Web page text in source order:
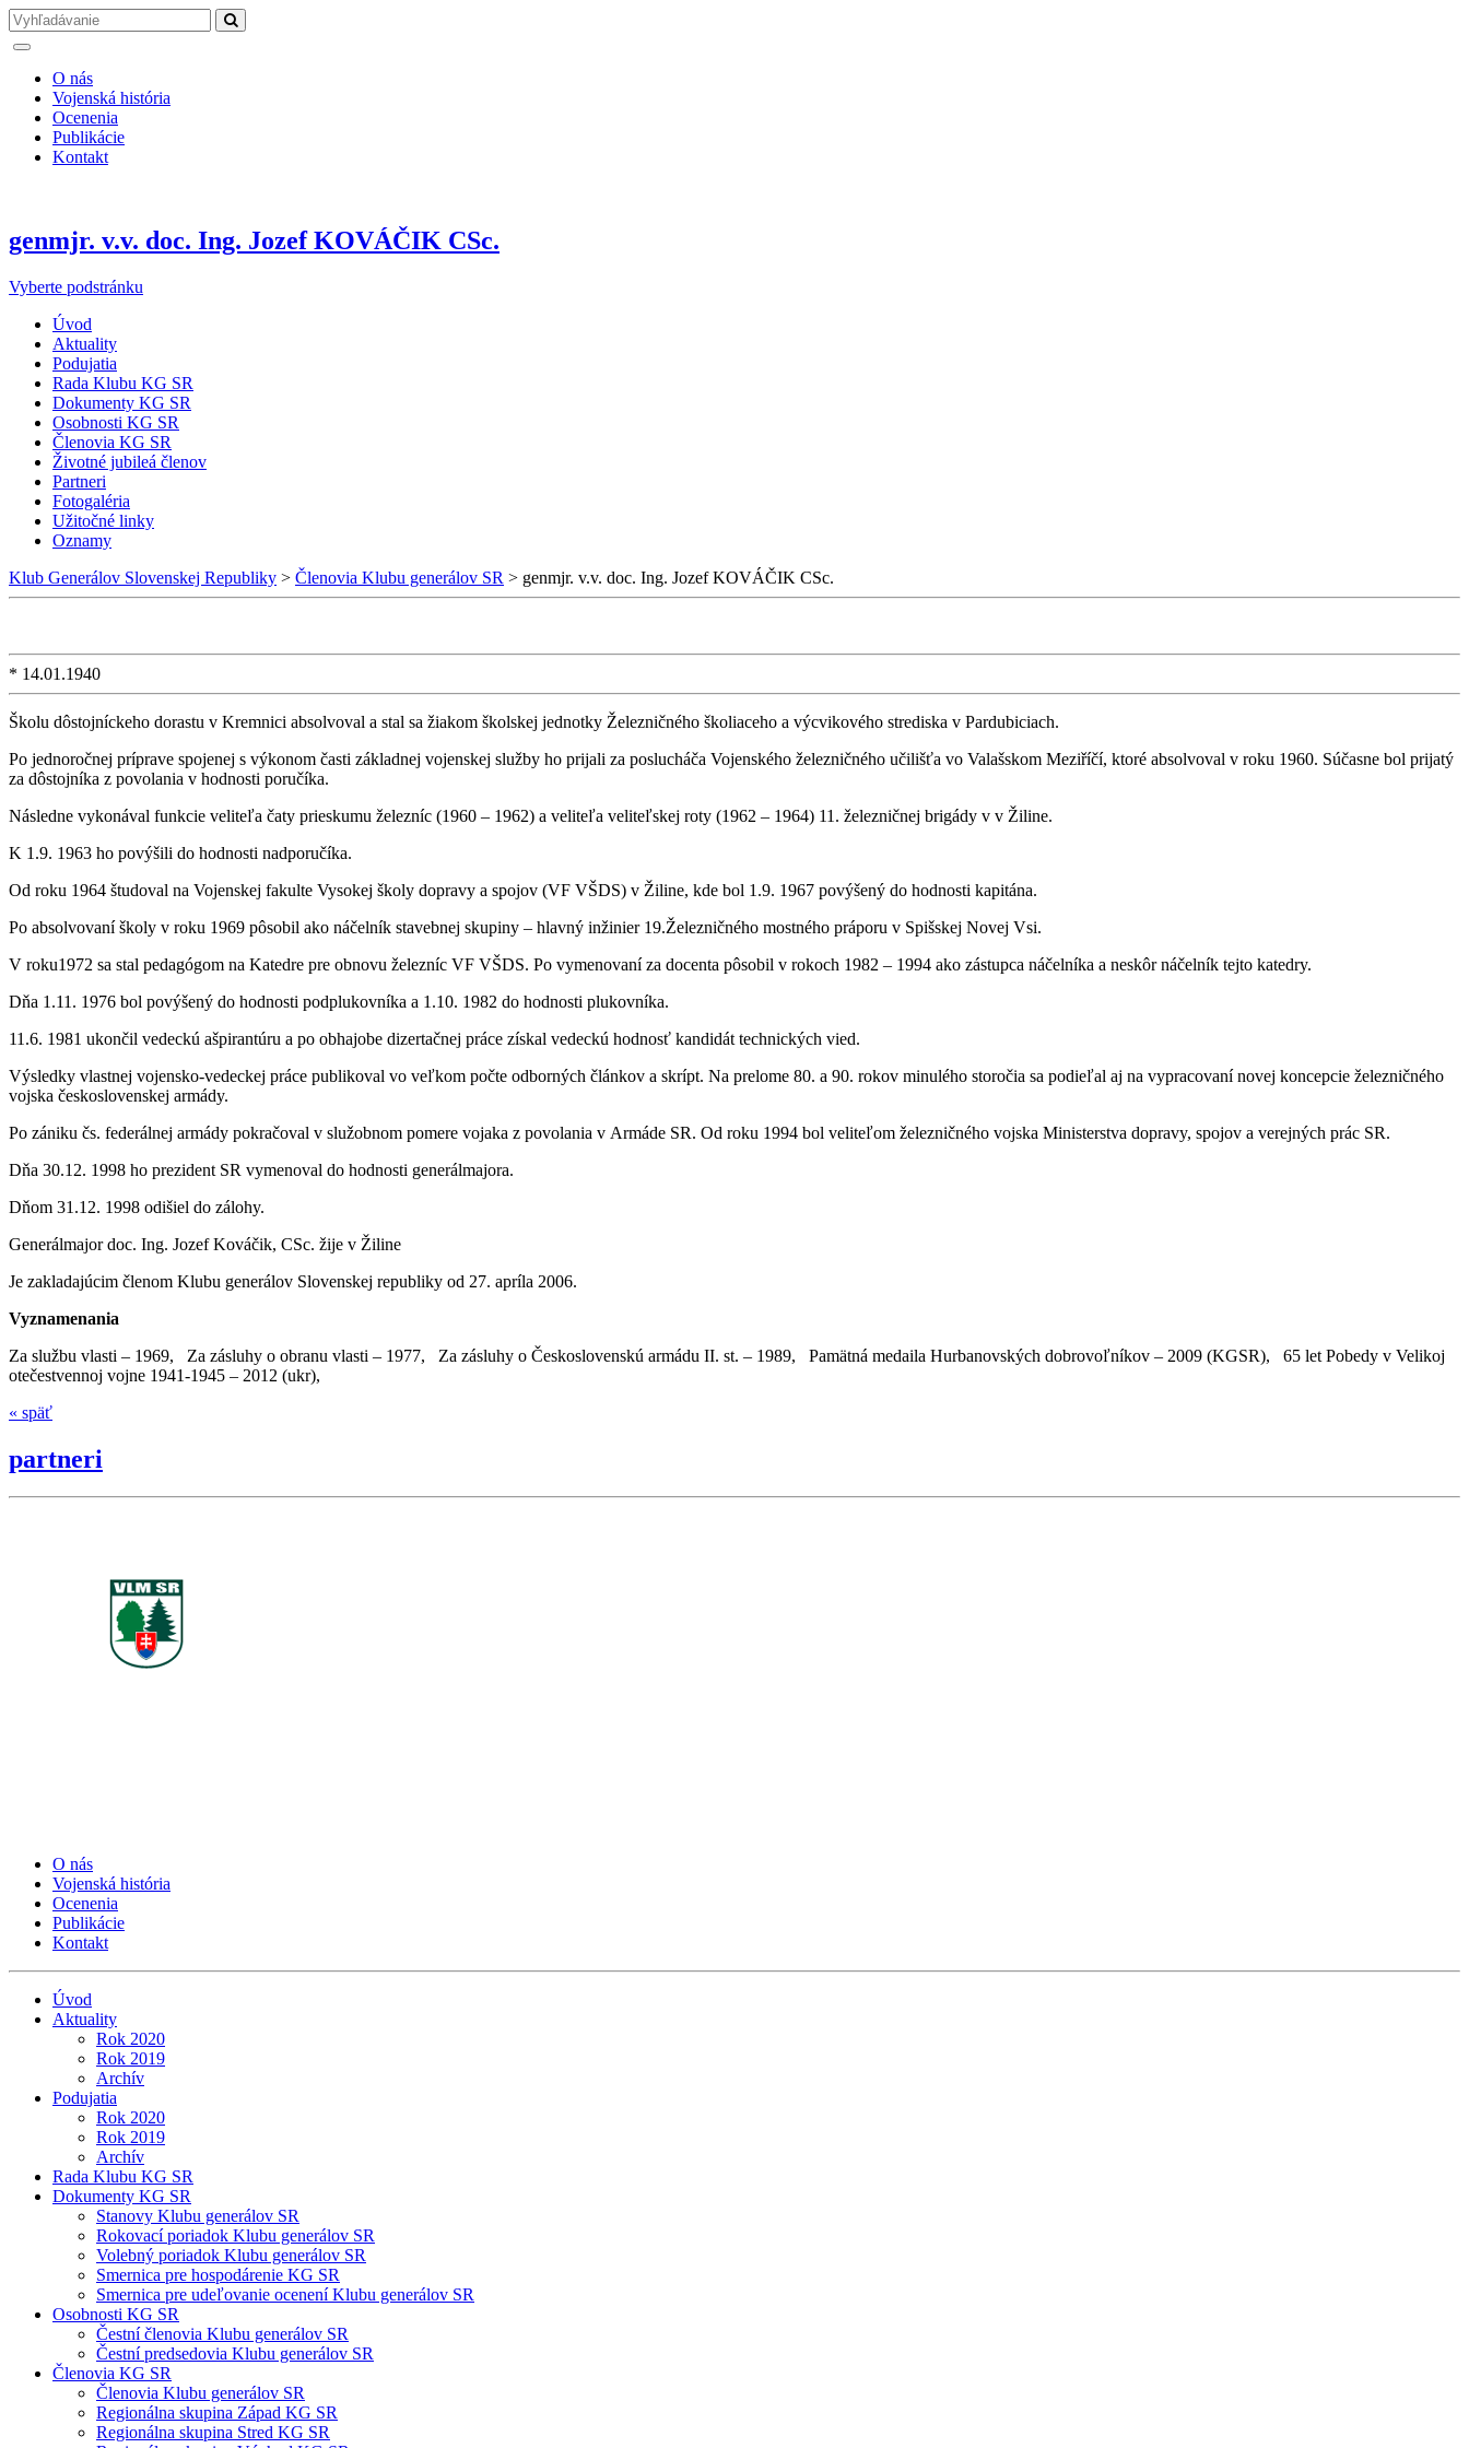
O nás
Vojenská história
Ocenenia
Publikácie
Kontakt
genmjr. v.v. doc. Ing. Jozef KOVÁČIK CSc.
Vyberte podstránku
Úvod
Aktuality
Podujatia
Rada Klubu KG SR
Dokumenty KG SR
Osobnosti KG SR
Členovia KG SR
Životné jubileá členov
Partneri
Fotogaléria
Užitočné linky
Oznamy
Klub Generálov Slovenskej Republiky > Členovia Klubu generálov SR > genmjr. v.v. doc. Ing. Jozef KOVÁČIK CSc.
* 14.01.1940
Školu dôstojníckeho dorastu v Kremnici absolvoval a stal sa žiakom školskej jednotky Železničného školiaceho a výcvikového strediska v Pardubiciach.
Po jednoročnej príprave spojenej s výkonom časti základnej vojenskej služby ho prijali za poslucháča Vojenského železničného učilišťa vo Valašskom Meziříčí, ktoré absolvoval v roku 1960. Súčasne bol prijatý
za dôstojníka z povolania v hodnosti poručíka.
Následne vykonával funkcie veliteľa čaty prieskumu železníc (1960 – 1962) a veliteľa veliteľskej roty (1962 – 1964) 11. železničnej brigády v v Žiline.
K 1.9. 1963 ho povýšili do hodnosti nadporučíka.
Od roku 1964 študoval na Vojenskej fakulte Vysokej školy dopravy a spojov (VF VŠDS) v Žiline, kde bol 1.9. 1967 povýšený do hodnosti kapitána.
Po absolvovaní školy v roku 1969 pôsobil ako náčelník stavebnej skupiny – hlavný inžinier 19.Železničného mostného práporu v Spišskej Novej Vsi.
V roku1972 sa stal pedagógom na Katedre pre obnovu železníc VF VŠDS. Po vymenovaní za docenta pôsobil v rokoch 1982 – 1994 ako zástupca náčelníka a neskôr náčelník tejto katedry.
Dňa 1.11. 1976 bol povýšený do hodnosti podplukovníka a 1.10. 1982 do hodnosti plukovníka.
11.6. 1981 ukončil vedeckú ašpirantúru a po obhajobe dizertačnej práce získal vedeckú hodnosť kandidát technických vied.
Výsledky vlastnej vojensko-vedeckej práce publikoval vo veľkom počte odborných článkov a skrípt. Na prelome 80. a 90. rokov minulého storočia sa podieľal aj na vypracovaní novej koncepcie železničného
vojska československej armády.
Po zániku čs. federálnej armády pokračoval v služobnom pomere vojaka z povolania v Armáde SR. Od roku 1994 bol veliteľom železničného vojska Ministerstva dopravy, spojov a verejných prác SR.
Dňa 30.12. 1998 ho prezident SR vymenoval do hodnosti generálmajora.
Dňom 31.12. 1998 odišiel do zálohy.
Generálmajor doc. Ing. Jozef Kováčik, CSc. žije v Žiline
Je zakladajúcim členom Klubu generálov Slovenskej republiky od 27. apríla 2006.
Vyznamenania
Za službu vlasti – 1969, Za zásluhy o obranu vlasti – 1977, Za zásluhy o Československú armádu II. st. – 1989, Pamätná medaila Hurbanovských dobrovoľníkov – 2009 (KGSR), 65 let Pobedy v Velikoj
otečestvennoj vojne 1941-1945 – 2012 (ukr),
« späť
partneri
O nás
Vojenská história
Ocenenia
Publikácie
Kontakt
Úvod
Aktuality
Rok 2020
Rok 2019
Archív
Podujatia
Rok 2020
Rok 2019
Archív
Rada Klubu KG SR
Dokumenty KG SR
Stanovy Klubu generálov SR
Rokovací poriadok Klubu generálov SR
Volebný poriadok Klubu generálov SR
Smernica pre hospodárenie KG SR
Smernica pre udeľovanie ocenení Klubu generálov SR
Osobnosti KG SR
Čestní členovia Klubu generálov SR
Čestní predsedovia Klubu generálov SR
Členovia KG SR
Členovia Klubu generálov SR
Regionálna skupina Západ KG SR
Regionálna skupina Stred KG SR